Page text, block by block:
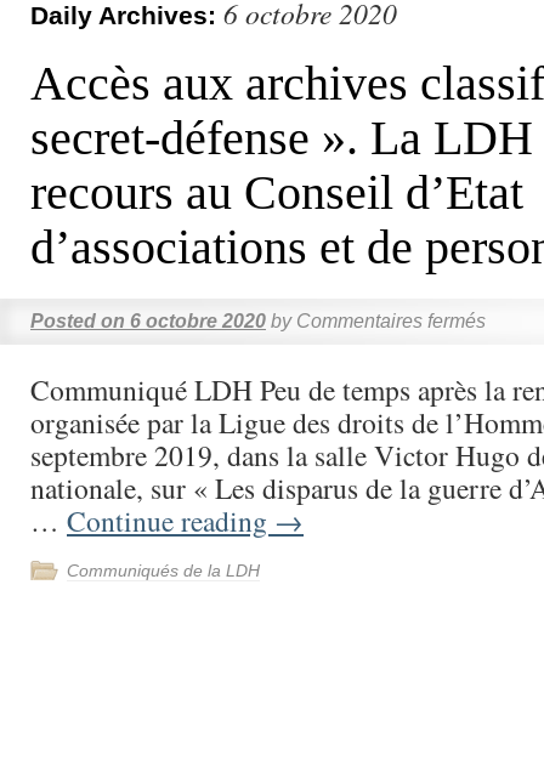
Daily Archives: 6 octobre 2020
Accès aux archives
secret-défense ». La
recours au Conseil d’Etat
d’associations et de
Posted on 6 octobre 2020 by Commentaires fermés
Communiqué LDH Peu de temps après la
organisée par la Ligue des droits de
septembre 2019, dans la salle Victor Hugo
nationale, sur « Les disparus de la guerre
… Continue reading →
Communiqués de la LDH